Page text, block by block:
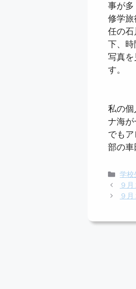
事が
修学
任の
下、時
写真
す。
私の
ナ海
でも
部の車
カ
テ
ゴ
学校
９
９